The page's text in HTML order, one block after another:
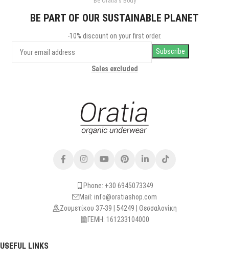
BE PART OF OUR SUSTAINABLE PLANET
-10% discount on your first order.
Sales excluded
Phone: +30 6945073349
Mail: info@oratiashop.com
Ζουμετίκου 37-39 | 54249 | Θεσσαλονίκη
ΓΕΜΗ: 161233104000
USEFUL LINKS